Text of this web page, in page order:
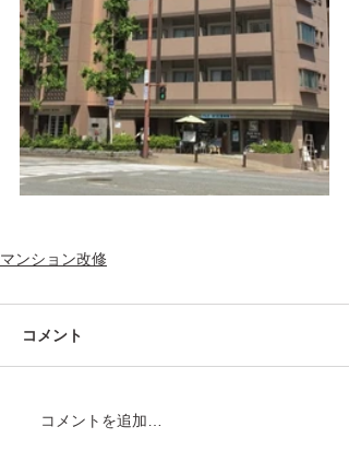
マンション改修
コメント
コメントを追加…